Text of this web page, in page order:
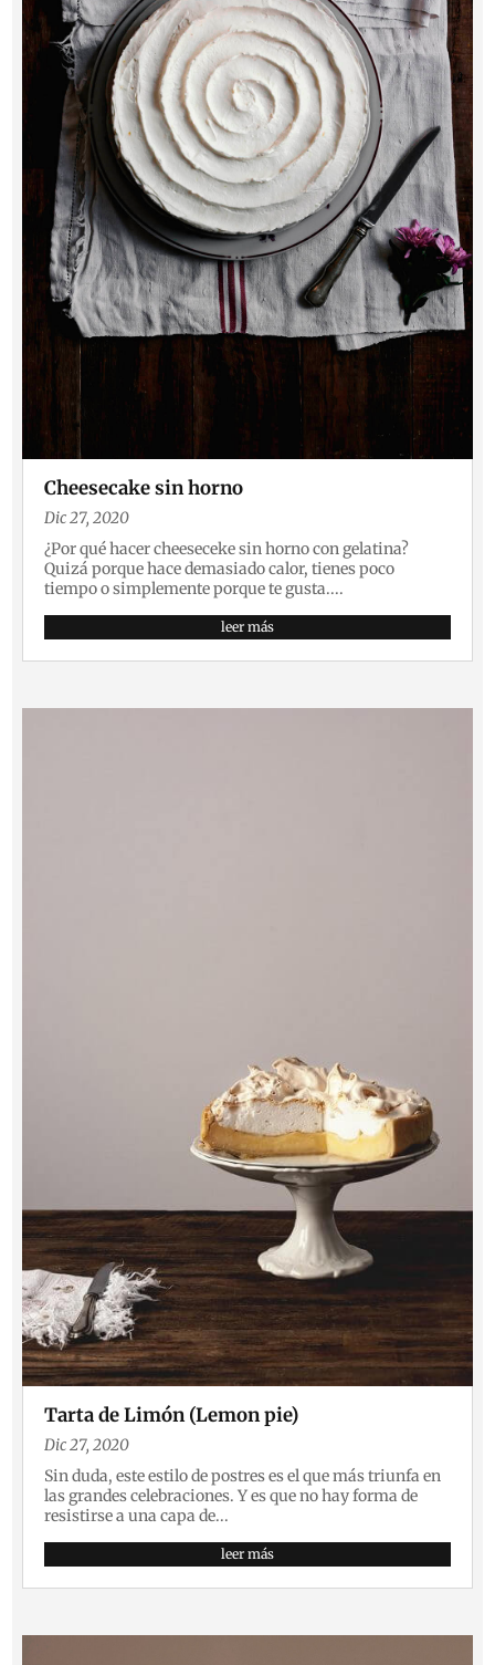
Cheesecake sin horno
Dic 27, 2020
¿Por qué hacer cheeseceke sin horno con gelatina?
Quizá porque hace demasiado calor, tienes poco
tiempo o simplemente porque te gusta....
leer más
Tarta de Limón (Lemon pie)
Dic 27, 2020
Sin duda, este estilo de postres es el que más triunfa en
las grandes celebraciones. Y es que no hay forma de
resistirse a una capa de...
leer más